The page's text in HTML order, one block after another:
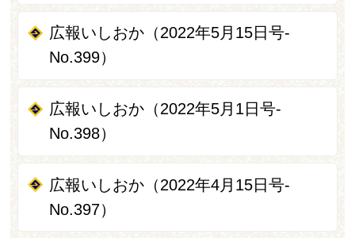
広報いしおか（2022年5月15日号-
No.399）
広報いしおか（2022年5月1日号-
No.398）
広報いしおか（2022年4月15日号-
No.397）